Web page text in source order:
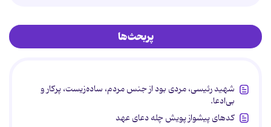
پربحث‌ها
شهید رئیسی، مردی بود از جنس مردم، ساده‌زیست، پرکار و
بی‌ادعا.
کدهای پیشواز پویش چله دعای عهد